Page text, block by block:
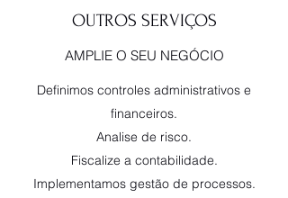
OUTROS SERVIÇOS
AMPLIE O SEU NEGÓCIO
Definimos controles administrativos e
financeiros.
Analise de risco.
Fiscalize a contabilidade.
Implementamos gestão de processos.